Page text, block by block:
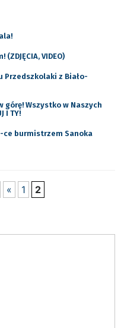
VIDEO)
Przedszkolaki z Biało-
górę! Wszystko w Naszych
I TY!
ce burmistrzem Sanoka
« 1 2